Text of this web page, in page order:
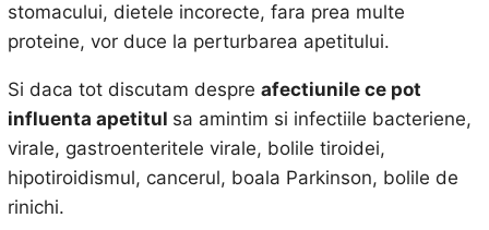
stomacului, dietele incorecte, fara prea multe
proteine, vor duce la perturbarea apetitului.
Si daca tot discutam despre afectiunile ce pot
influenta apetitul sa amintim si infectiile bacteriene,
virale, gastroenteritele virale, bolile tiroidei,
hipotiroidismul, cancerul, boala Parkinson, bolile de
rinichi.